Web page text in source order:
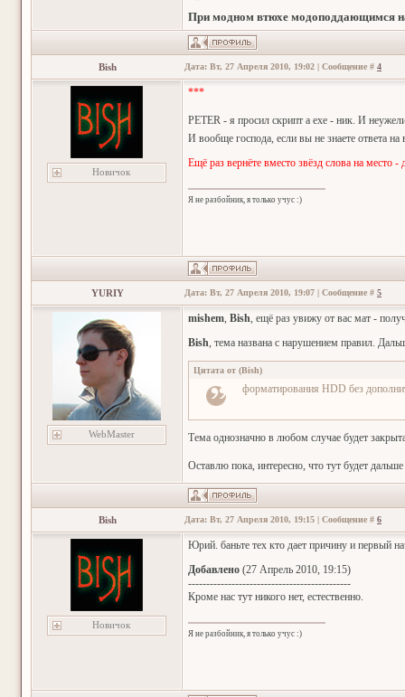
При модном втюхе модоподдающимся
Bish Дата: Вт, 27 Апреля 2010, 19:02 | Сообщение # 4
Новичок
***
PETER - я просил скрипт а exe - ник. И
И вообще господа, если вы не знаете ответа
Ещё раз вернёте вместо звёзд слова на место
Я не разбойник, я только учус :)
YURIY Дата: Вт, 27 Апреля 2010, 19:07 | Сообщение # 5
WebMaster
mishem, Bish, ещё раз увижу от вас мат -
Bish, тема названа с нарушением правил.
Цитата от (Bish)
форматирования HDD без
Тема однозначно в любом случае будет
Оставлю пока, интересно, что тут будет дальше
Bish Дата: Вт, 27 Апреля 2010, 19:15 | Сообщение # 6
Новичок
Юрий. баньте тех кто дает причину и первый
Добавлено (27 Апрель 2010, 19:15)
---------------------------------------------
Кроме нас тут никого нет, естественно.
Я не разбойник, я только учус :)